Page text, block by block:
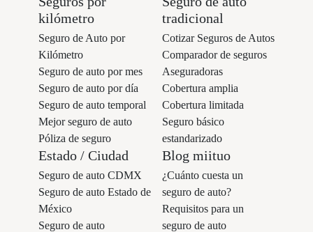
kilómetro
Seguro de Auto por
Kilómetro
Seguro de auto por mes
Seguro de auto por día
Seguro de auto temporal
Mejor seguro de auto
Póliza de seguro
tradicional
Cotizar Seguros de Autos
Comparador de seguros
Aseguradoras
Cobertura amplia
Cobertura limitada
Seguro básico
estandarizado
Estado / Ciudad
Seguro de auto CDMX
Seguro de auto Estado de
México
Seguro de auto
Blog miituo
¿Cuánto cuesta un
seguro de auto?
Requisitos para un
seguro de auto